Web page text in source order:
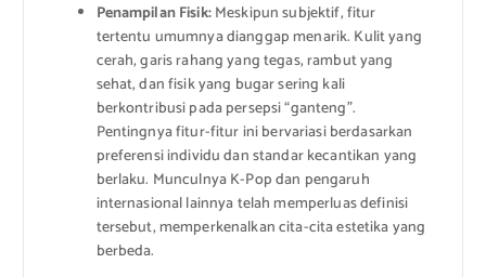
Penampilan Fisik:Meskipun subjektif, fitur
tertentu umumnya dianggap menarik. Kulit yang
cerah, garis rahang yang tegas, rambut yang
sehat, dan fisik yang bugar sering kali
berkontribusi pada persepsi “ganteng”.
Pentingnya fitur-fitur ini bervariasi berdasarkan
preferensi individu dan standar kecantikan yang
berlaku. Munculnya K-Pop dan pengaruh
internasional lainnya telah memperluas definisi
tersebut, memperkenalkan cita-cita estetika yang
berbeda.